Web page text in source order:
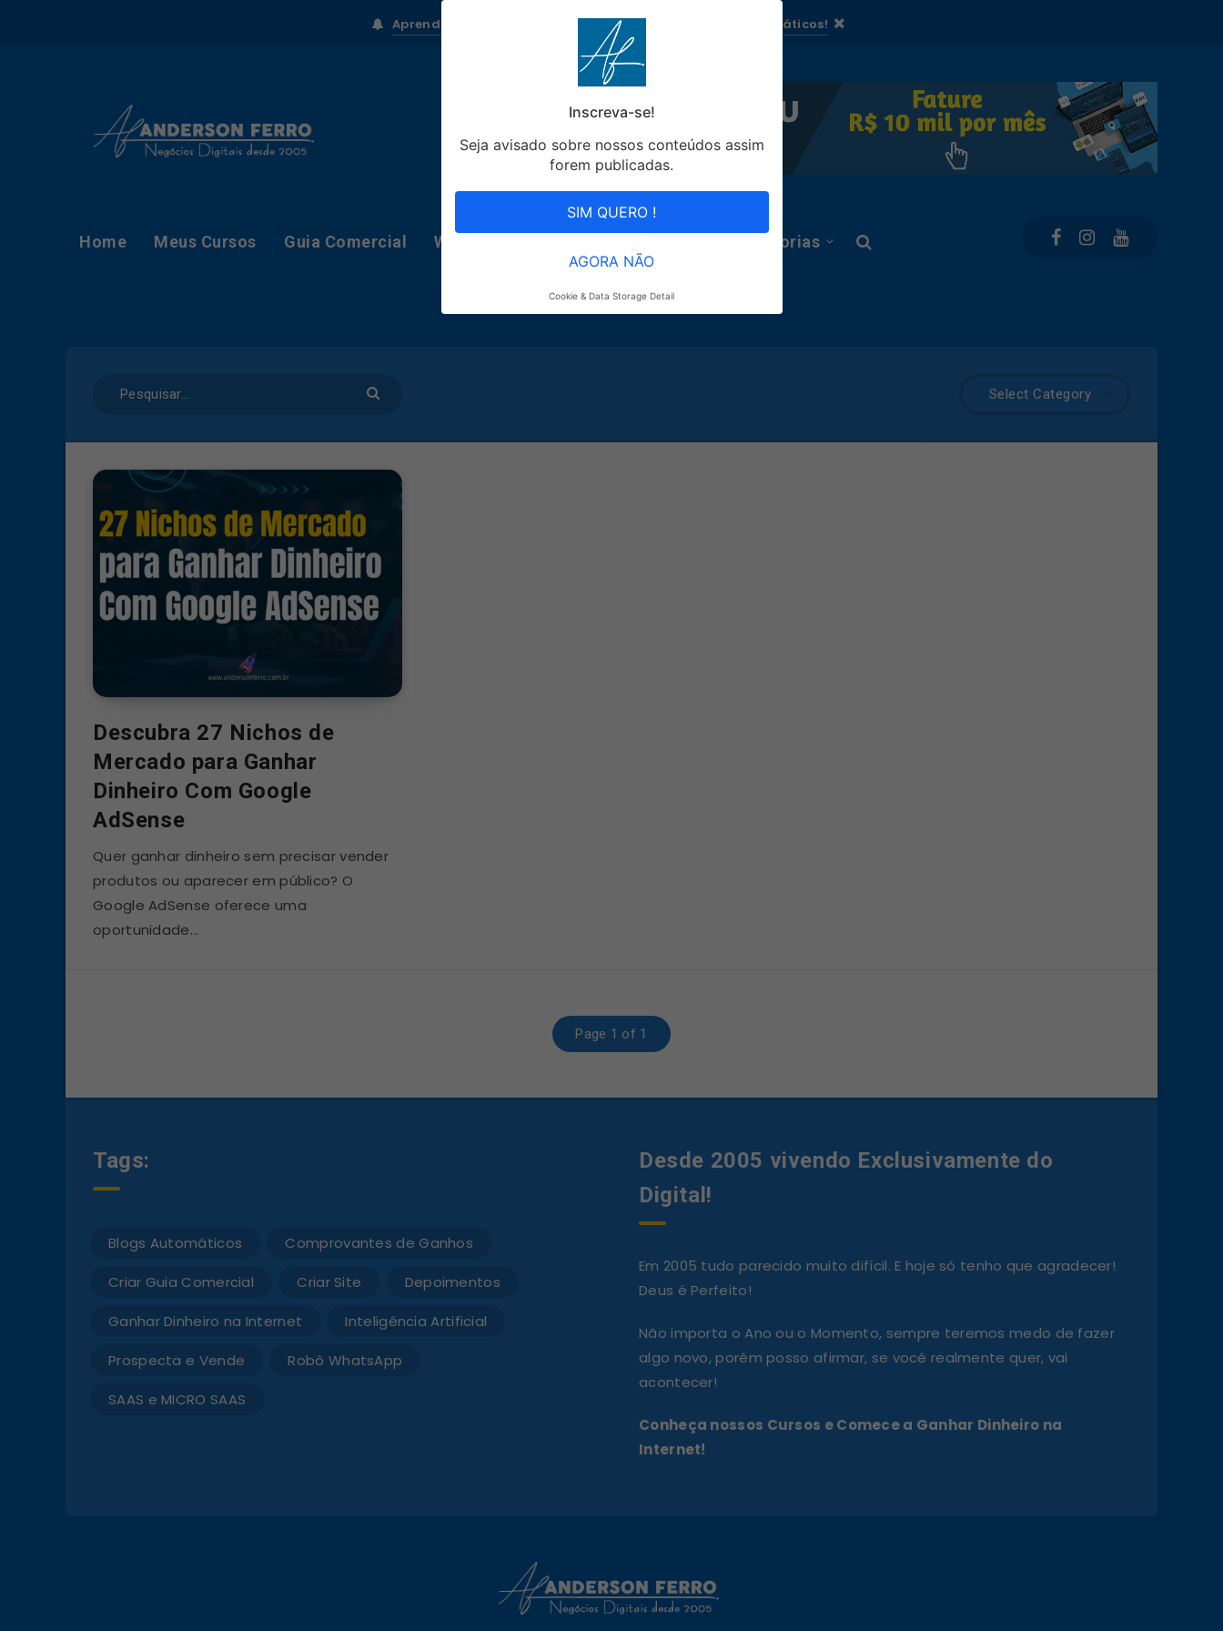
Aprenda como Ganhar Dinheiro todo dia com Blogs Automáticos!
Home Meus Cursos Guia Comercial WhatsRobô Categorias
Select Category
Descubra 27 Nichos de
Mercado para Ganhar
Dinheiro Com Google
AdSense
Quer ganhar dinheiro sem precisar vender
produtos ou aparecer em público? O
Google AdSense oferece uma
oportunidade…
Page 1 of 1
Tags:
Blogs Automáticos Comprovantes de Ganhos
Criar Guia Comercial Criar Site Depoimentos
Ganhar Dinheiro na Internet Inteligência Artificial
Prospecta e Vende Robô WhatsApp
SAAS e MICRO SAAS
Desde 2005 vivendo Exclusivamente do
Digital!
Em 2005 tudo parecido muito difícil. E hoje só tenho que agradecer!
Deus é Perfeito!
Não importa o Ano ou o Momento, sempre teremos medo de fazer
algo novo, porém posso afirmar, se você realmente quer, vai
acontecer!
Conheça nossos Cursos e Comece a Ganhar Dinheiro na
Internet!
Inscreva-se!
Seja avisado sobre nossos conteúdos assim
forem publicadas.
SIM QUERO !
AGORA NÃO
Cookie & Data Storage Detail